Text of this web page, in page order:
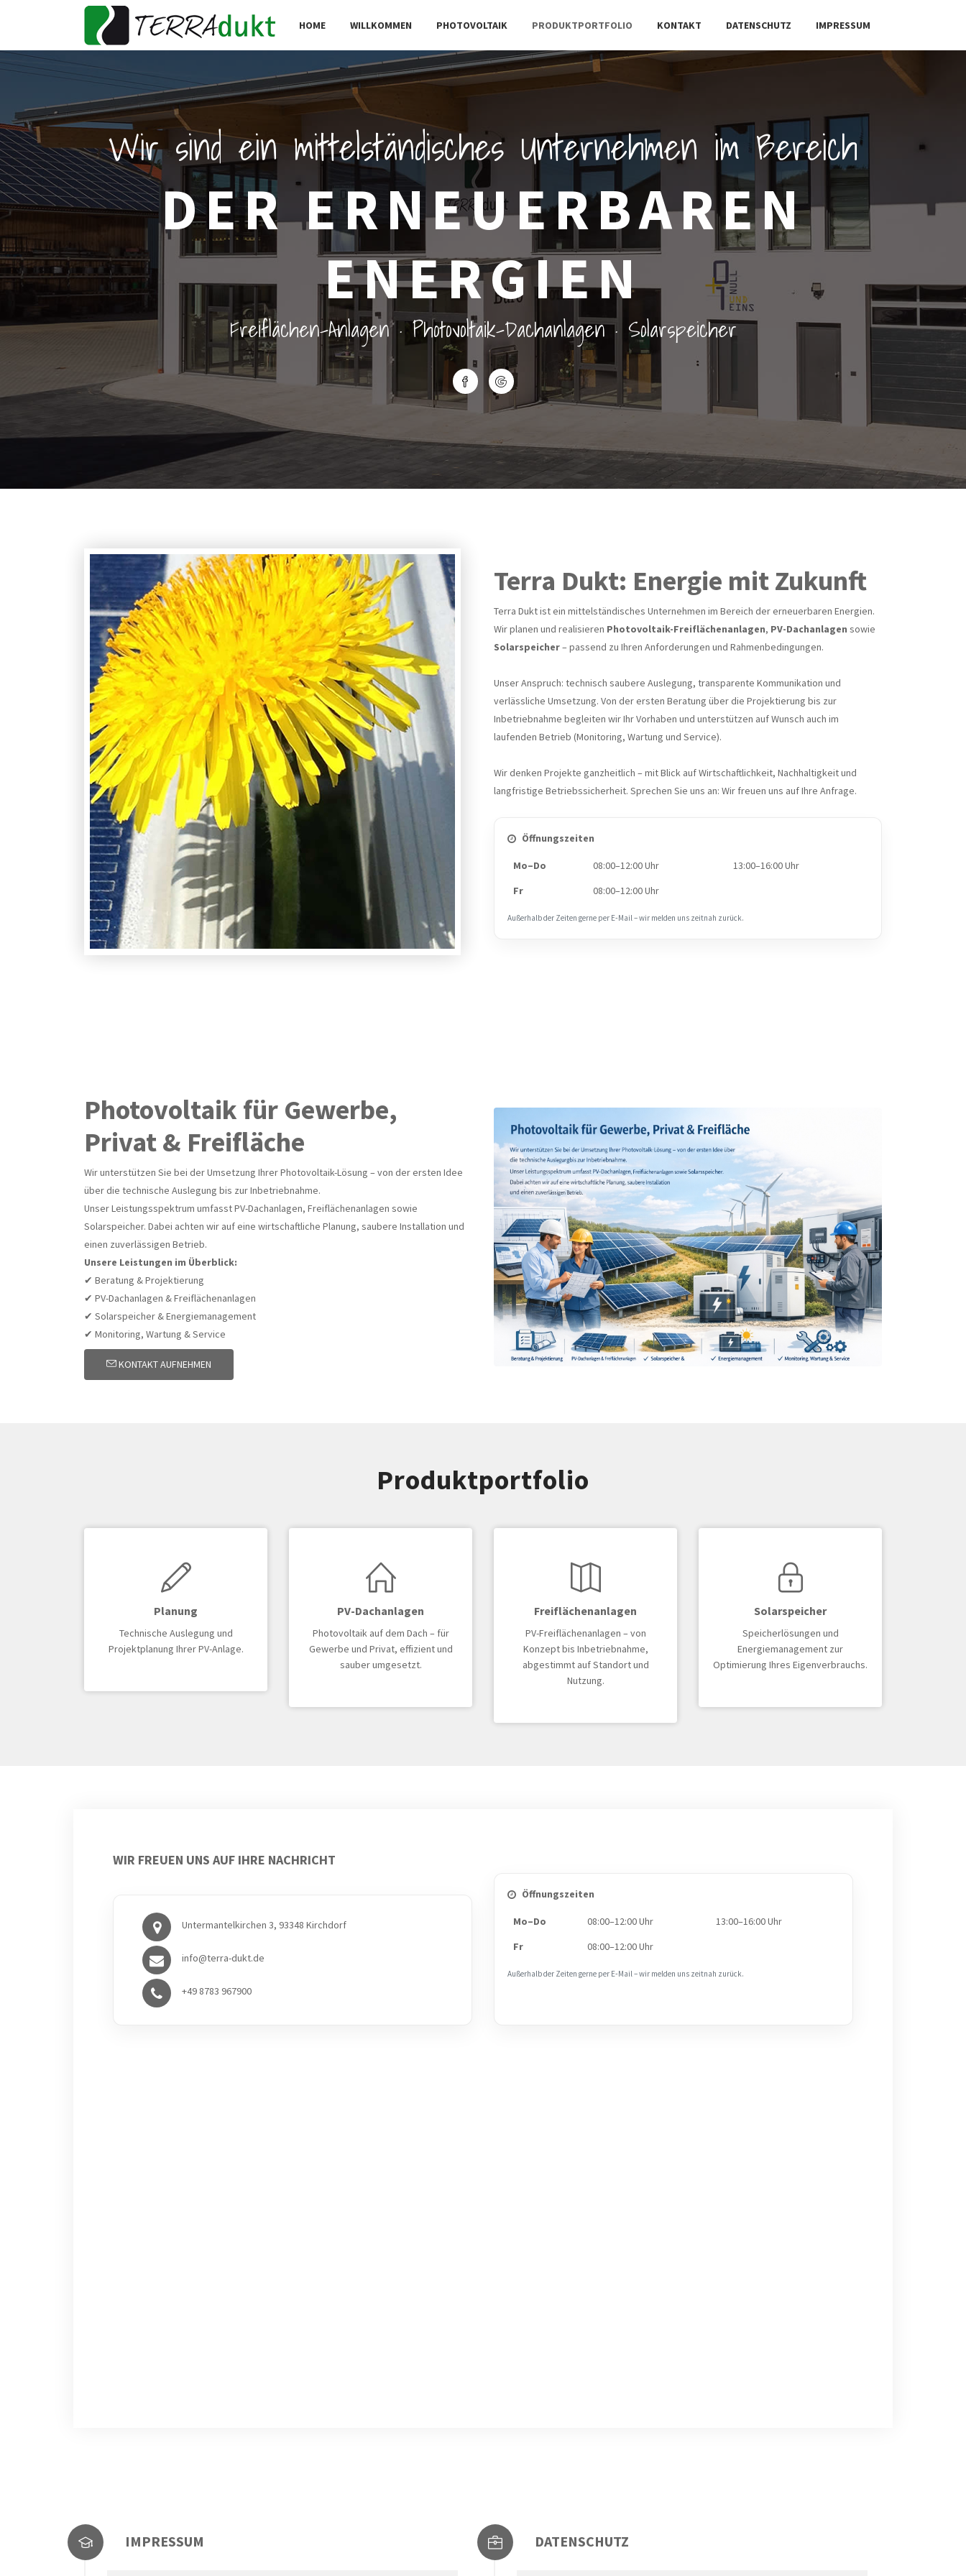
HOME WILLKOMMEN PHOTOVOLTAIK PRODUKTPORTFOLIO KONTAKT DATENSCHUTZ IMPRESSUM
Wir sind ein mittelständisches Unternehmen im Bereich
DER ERNEUERBAREN
ENERGIEN
Freiflächen-Anlagen · Photovoltaik-Dachanlagen · Solarspeicher
Terra Dukt: Energie mit Zukunft
Terra Dukt ist ein mittelständisches Unternehmen im Bereich der erneuerbaren Energien.
Wir planen und realisieren Photovoltaik-Freiflächenanlagen, PV-Dachanlagen sowie
Solarspeicher– passend zu Ihren Anforderungen und Rahmenbedingungen.
Unser Anspruch: technisch saubere Auslegung, transparente Kommunikation und
verlässliche Umsetzung. Von der ersten Beratung über die Projektierung bis zur
Inbetriebnahme begleiten wir Ihr Vorhaben und unterstützen auf Wunsch auch im
laufenden Betrieb (Monitoring, Wartung und Service).
Wir denken Projekte ganzheitlich – mit Blick auf Wirtschaftlichkeit, Nachhaltigkeit und
langfristige Betriebssicherheit. Sprechen Sie uns an: Wir freuen uns auf Ihre Anfrage.
Öffnungszeiten
Mo–Do 08:00–12:00 Uhr
13:00–16:00 Uhr
Fr
08:00–12:00 Uhr
Außerhalb der Zeiten gerne per E‑Mail – wir melden uns zeitnah zurück.
Photovoltaik für Gewerbe,
Privat & Freifläche
Wir unterstützen Sie bei der Umsetzung Ihrer Photovoltaik-Lösung – von der ersten Idee
über die technische Auslegung bis zur Inbetriebnahme.
Unser Leistungsspektrum umfasst PV-Dachanlagen, Freiflächenanlagen sowie
Solarspeicher. Dabei achten wir auf eine wirtschaftliche Planung, saubere Installation und
einen zuverlässigen Betrieb.
Unsere Leistungen im Überblick:
✔ Beratung & Projektierung
✔ PV-Dachanlagen & Freiflächenanlagen
✔ Solarspeicher & Energiemanagement
✔ Monitoring, Wartung & Service
KONTAKT AUFNEHMEN
Produktportfolio
Planung
Technische Auslegung und
Projektplanung Ihrer PV-Anlage.
PV-Dachanlagen
Photovoltaik auf dem Dach – für
Gewerbe und Privat, effizient und
sauber umgesetzt.
Freiflächenanlagen
PV-Freiflächenanlagen – von
Konzept bis Inbetriebnahme,
abgestimmt auf Standort und
Nutzung.
Solarspeicher
Speicherlösungen und
Energiemanagement zur
Optimierung Ihres Eigenverbrauchs.
WIR FREUEN UNS AUF IHRE NACHRICHT
Untermantelkirchen 3, 93348 Kirchdorf
info@terra-dukt.de
+49 8783 967900
Öffnungszeiten
Mo–Do 08:00–12:00 Uhr
13:00–16:00 Uhr
Fr
08:00–12:00 Uhr
Außerhalb der Zeiten gerne per E‑Mail – wir melden uns zeitnah zurück.
IMPRESSUM DATENSCHUTZ